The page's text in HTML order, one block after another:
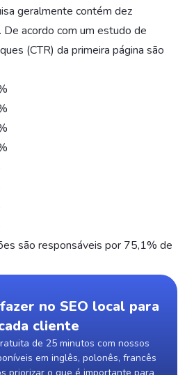
geralmente contém dez
acordo com um estudo de
(CTR) da primeira página são
são responsáveis por 75,1% de
no SEO local para
cliente
de 25 minutos com nossos
em inglês, polonês, francês
priorizar o que é importante para